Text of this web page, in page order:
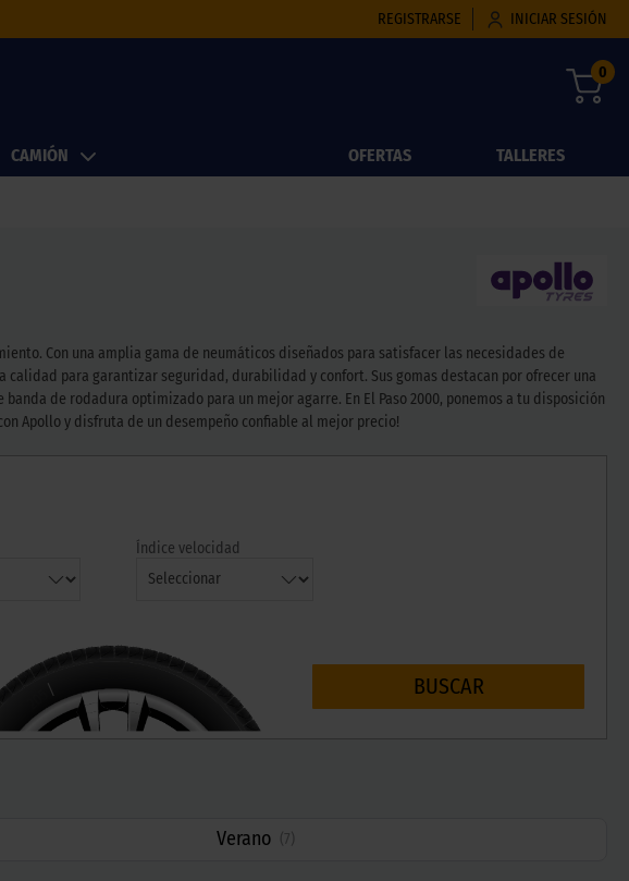
REGISTRARSE INICIAR SESIÓN
0
CAMIÓN OFERTAS TALLERES
Con una amplia gama de neumáticos diseñados para satisfacer las necesidades de
para garantizar seguridad, durabilidad y confort. Sus gomas destacan por ofrecer una
de rodadura optimizado para un mejor agarre. En El Paso 2000, ponemos a tu disposición
Apollo y disfruta de un desempeño confiable al mejor precio!
Índice velocidad
205/ BUSCAR
Verano (7)